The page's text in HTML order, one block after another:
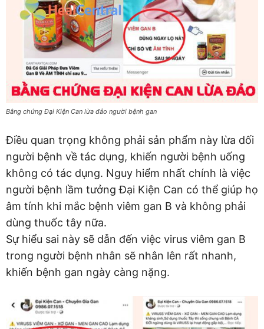
Bằng chứng Đại Kiện Can lừa đảo người bệnh gan
Điều quan trọng không phải sản phẩm này lừa dối
người bệnh về tác dụng, khiến người bệnh uống
không có tác dụng. Nguy hiểm nhất chính là việc
người bệnh lầm tưởng Đại Kiện Can có thể giúp họ
âm tính khi mắc bệnh viêm gan B và không phải
dùng thuốc tây nữa.
Sự hiểu sai này sẽ dẫn đến việc virus viêm gan B
trong người bệnh nhân sẽ nhân lên rất nhanh,
khiến bệnh gan ngày càng nặng.